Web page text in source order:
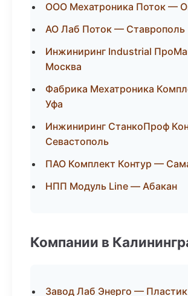
ООО Мехатроника Поток —
АО Лаб Поток — Ставрополь
Инжиниринг Industrial
Москва
Фабрика Мехатроника
Уфа
Инжиниринг СтанкоПроф
Севастополь
ПАО Комплект Контур —
НПП Модуль Line — Абакан
Компании в
Завод Лаб Энерго —